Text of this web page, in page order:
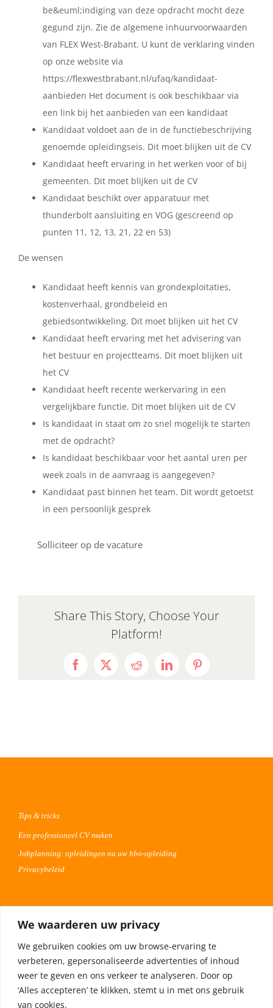
We waarderen uw privacy
We gebruiken cookies om uw browse-ervaring te
verbeteren, gepersonaliseerde advertenties of inhoud
weer te geven en ons verkeer te analyseren. Door op
‘Alles accepteren’ te klikken, stemt u in met ons gebruik
van cookies.
be&euml;indiging van deze opdracht mocht deze
gegund zijn. Zie de algemene inhuurvoorwaarden
van FLEX West-Brabant. U kunt de verklaring vinden
op onze website via
https://flexwestbrabant.nl/ufaq/kandidaat-
aanbieden Het document is ook beschikbaar via
een link bij het aanbieden van een kandidaat
Kandidaat voldoet aan de in de functiebeschrijving
genoemde opleidingseis. Dit moet blijken uit de CV
Kandidaat heeft ervaring in het werken voor of bij
gemeenten. Dit moet blijken uit de CV
Kandidaat beschikt over apparatuur met
thunderbolt aansluiting en VOG (gescreend op
punten 11, 12, 13, 21, 22 en 53)
De wensen
Kandidaat heeft kennis van grondexploitaties,
kostenverhaal, grondbeleid en
gebiedsontwikkeling. Dit moet blijken uit het CV
Kandidaat heeft ervaring met het advisering van
het bestuur en projectteams. Dit moet blijken uit
het CV
Kandidaat heeft recente werkervaring in een
vergelijkbare functie. Dit moet blijken uit de CV
Is kandidaat in staat om zo snel mogelijk te starten
met de opdracht?
Is kandidaat beschikbaar voor het aantal uren per
week zoals in de aanvraag is aangegeven?
Kandidaat past binnen het team. Dit wordt getoetst
in een persoonlijk gesprek
Solliciteer op de vacature
Share This Story, Choose Your
Platform!
Facebook
X RedditLinkedInPinterest
Tips & tricks
Een professioneel CV maken
Jobplanning: opleidingen na uw hbo-opleiding
Privacybeleid
Plaats uw vacature 30 dagen gratis
Adverteren op Meta